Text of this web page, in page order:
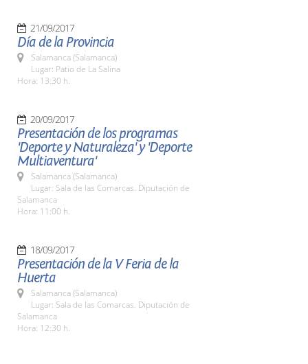
21/09/2017
Día de la Provincia
Salamanca (Salamanca)
Lugar: Patio de La Salina
Hora: 13:30 h.
20/09/2017
Presentación de los programas
'Deporte y Naturaleza' y 'Deporte
Multiaventura'
Salamanca (Salamanca)
Lugar: Sala de las Comarcas. Diputación de
Salamanca
Hora: 11:00 h.
18/09/2017
Presentación de la V Feria de la
Huerta
Salamanca (Salamanca)
Lugar: Sala de las Comarcas. Diputación de
Salamanca
Hora: 12:30 h.